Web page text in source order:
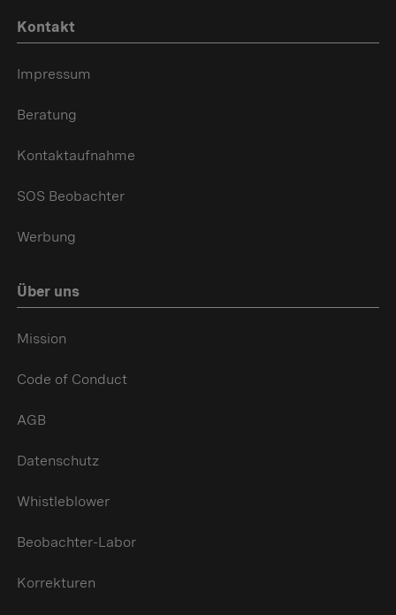
Kontakt
Impressum
Beratung
Kontaktaufnahme
SOS Beobachter
Werbung
Über uns
Mission
Code of Conduct
AGB
Datenschutz
Whistleblower
Beobachter-Labor
Korrekturen